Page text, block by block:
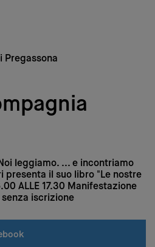
DE –
Pregassona
leggiamo. ... e incontriamo
presenta il suo libro "Le nostre
ALLE 17.30 Manifestazione
iscrizione